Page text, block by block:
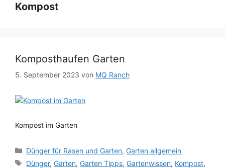
Kompost
Komposthaufen Garten
5. September 2023 von MQ Ranch
Kompost im Garten
Kategorien
Dünger für Rasen und Garten,Garten allgemein
Schlagwörter
Dünger,Garten,Garten Tipps,Gartenwissen, Kompost,